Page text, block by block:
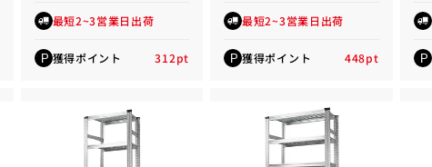
最短2~3営業日出荷
P 獲得ポイント 312pt
最短2~3営業日出荷
P 獲得ポイント 448pt P